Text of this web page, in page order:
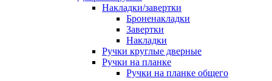
Накладки/завертки
Броненакладки
Завертки
Накладки
Ручки круглые дверные
Ручки на планке
Ручки на планке общего